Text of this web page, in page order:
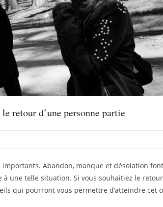
retour d’une personne partie
Abandon, manque et désolation
une telle situation. Si vous souhaitiez le retour
qui pourront vous permettre d’atteindre cet